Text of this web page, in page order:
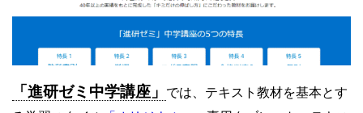
「進研ゼミ中学講座」
では、テキスト教材を基本とす